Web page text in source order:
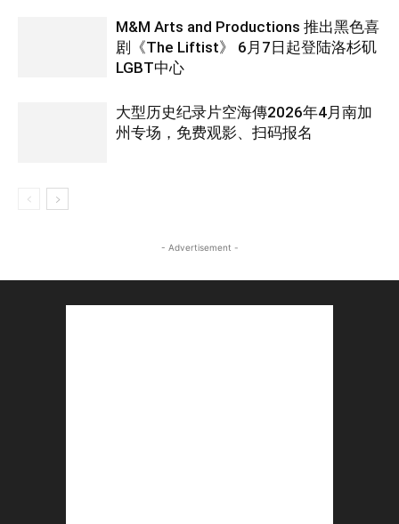
M&M Arts and Productions 推出黑色喜
剧《The Liftist》 6月7日起登陆洛杉矶
LGBT中心
大型历史纪录片空海傳2026年4月南加
州专场，免费观影、扫码报名
- Advertisement -